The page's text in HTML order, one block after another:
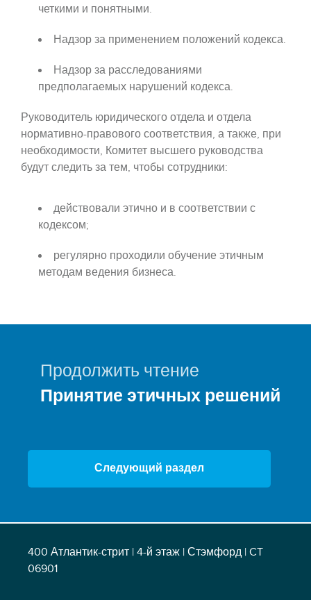
четкими и понятными.
Надзор за применением положений кодекса.
Надзор за расследованиями
предполагаемых нарушений кодекса.
Руководитель юридического отдела и отдела
нормативно-правового соответствия, а также, при
необходимости, Комитет высшего руководства
будут следить за тем, чтобы сотрудники:
действовали этично и в соответствии с
кодексом;
регулярно проходили обучение этичным
методам ведения бизнеса.
Продолжить чтение
Принятие этичных решений
Следующий раздел
400 Атлантик-стрит | 4-й этаж | Стэмфорд | CT
06901